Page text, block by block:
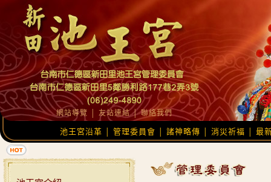
網站導覽 友站連結│聯絡我們
池王宮沿革 管理委員會 諸神略傳 消災祈福 最